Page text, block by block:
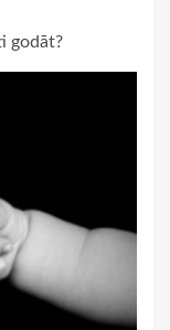
godāt?